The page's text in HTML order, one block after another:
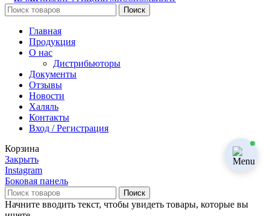
Поиск
Главная
Продукция
О нас
Дистрибьюторы
Документы
Отзывы
Новости
Халяль
Контакты
Вход / Регистрация
Корзина
Закрыть
Instagram
Боковая панель
Поиск
Начните вводить текст, чтобы увидеть товары, которые вы